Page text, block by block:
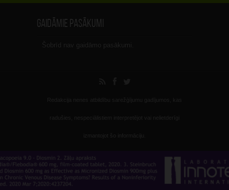
Gaidāmie pasākumi
Šobrīd nav gaidāmo pasākumi.
Redakcija nenes atbildību sarežģījumu gadījumos, kas